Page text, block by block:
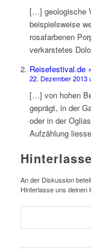
[…] geologische
beispielsweise
rosafarbenen
verkarstetes
Reisefestival.de
22. Dezember 2013
[…] von hohen
geprägt, in der
oder in der
Aufzählung
An der Diskussion
Hinterlasse uns deinen